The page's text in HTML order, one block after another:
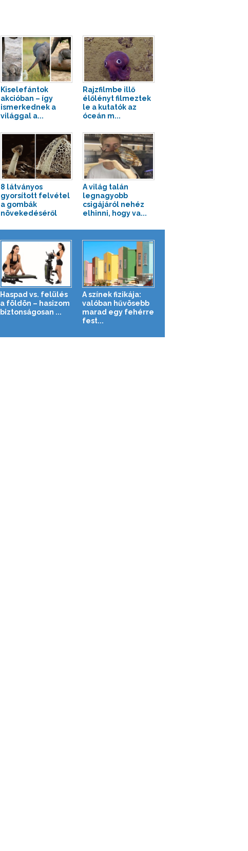
Kiselefántok
akcióban – így
ismerkednek a
világgal a...
Rajzfilmbe illő
élőlényt filmeztek
le a kutatók az
óceán m...
8 látványos
gyorsított felvétel
a gombák
növekedéséről
A világ talán
legnagyobb
csigájáról nehéz
elhinni, hogy va...
Haspad vs. felülés
a földön – hasizom
biztonságosan ...
A színek fizikája:
valóban hűvösebb
marad egy fehérre
fest...